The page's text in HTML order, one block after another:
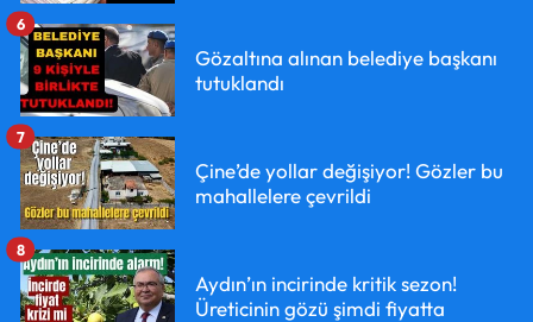
Gözaltına alınan belediye başkanı
tutuklandı
6
Çine’de yollar değişiyor! Gözler bu
mahallelere çevrildi
7
Aydın’ın incirinde kritik sezon!
Üreticinin gözü şimdi fiyatta
8